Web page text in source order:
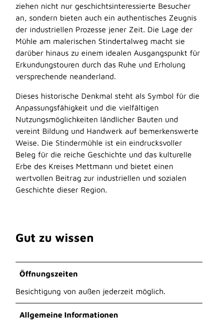
ziehen nicht nur geschichtsinteressierte Besucher
an, sondern bieten auch ein authentisches Zeugnis
der industriellen Prozesse jener Zeit. Die Lage der
Mühle am malerischen Stindertalweg macht sie
darüber hinaus zu einem idealen Ausgangspunkt für
Erkundungstouren durch das Ruhe und Erholung
versprechende neanderland.
Dieses historische Denkmal steht als Symbol für die
Anpassungsfähigkeit und die vielfältigen
Nutzungsmöglichkeiten ländlicher Bauten und
vereint Bildung und Handwerk auf bemerkenswerte
Weise. Die Stindermühle ist ein eindrucksvoller
Beleg für die reiche Geschichte und das kulturelle
Erbe des Kreises Mettmann und bietet einen
wertvollen Beitrag zur industriellen und sozialen
Geschichte dieser Region.
Gut zu wissen
Öffnungszeiten
Besichtigung von außen jederzeit möglich.
Allgemeine Informationen